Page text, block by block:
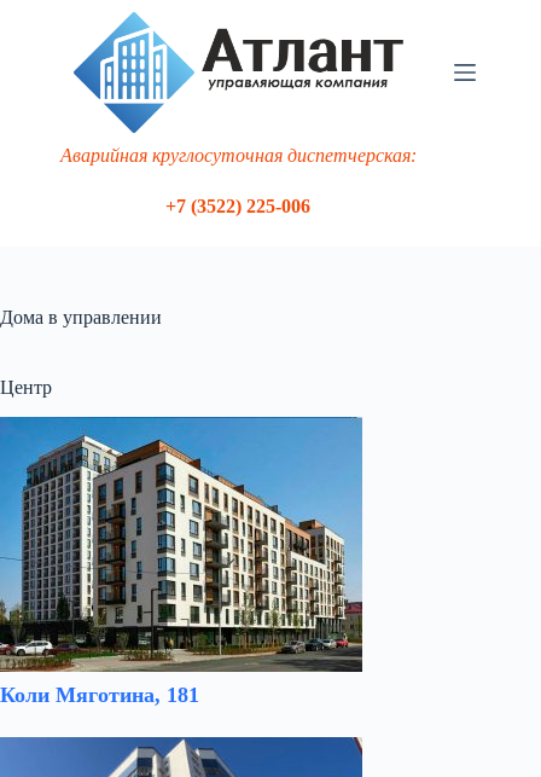
Аварийная круглосуточная диспетчерская:
+7 (3522) 225-006
Дома в управлении
Центр
Коли Мяготина, 181